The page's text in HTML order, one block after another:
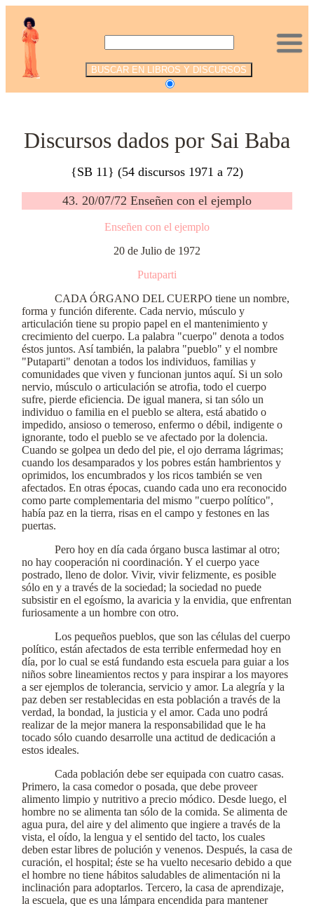
Discursos dados por Sai Baba
{SB 11} (54 discursos 1971 a 72)
43. 20/07/72 Enseñen con el ejemplo
Enseñen con el ejemplo
20 de Julio de 1972
Putaparti
CADA ÓRGANO DEL CUERPO tiene un nombre,
forma y función diferente. Cada nervio, músculo y
articulación tiene su propio papel en el mantenimiento y
crecimiento del cuerpo. La palabra "cuerpo" denota a todos
éstos juntos. Así también, la palabra "pueblo" y el nombre
"Putaparti" denotan a todos los individuos, familias y
comunidades que viven y funcionan juntos aquí. Si un solo
nervio, músculo o articulación se atrofia, todo el cuerpo
sufre, pierde eficiencia. De igual manera, si tan sólo un
individuo o familia en el pueblo se altera, está abatido o
impedido, ansioso o temeroso, enfermo o débil, indigente o
ignorante, todo el pueblo se ve afectado por la dolencia.
Cuando se golpea un dedo del pie, el ojo derrama lágrimas;
cuando los desamparados y los pobres están hambrientos y
oprimidos, los encumbrados y los ricos también se ven
afectados. En otras épocas, cuando cada uno era reconocido
como parte complementaria del mismo "cuerpo político",
había paz en la tierra, risas en el campo y festones en las
puertas.
Pero hoy en día cada órgano busca lastimar al otro;
no hay cooperación ni coordinación. Y el cuerpo yace
postrado, lleno de dolor. Vivir, vivir felizmente, es posible
sólo en y a través de la sociedad; la sociedad no puede
subsistir en el egoísmo, la avaricia y la envidia, que enfrentan
furiosamente a un hombre con otro.
Los pequeños pueblos, que son las células del cuerpo
político, están afectados de esta terrible enfermedad hoy en
día, por lo cual se está fundando esta escuela para guiar a los
niños sobre lineamientos rectos y para inspirar a los mayores
a ser ejemplos de tolerancia, servicio y amor. La alegría y la
paz deben ser restablecidas en esta población a través de la
verdad, la bondad, la justicia y el amor. Cada uno podrá
realizar de la mejor manera la responsabilidad que le ha
tocado sólo cuando desarrolle una actitud de dedicación a
estos ideales.
Cada población debe ser equipada con cuatro casas.
Primero, la casa comedor o posada, que debe proveer
alimento limpio y nutritivo a precio módico. Desde luego, el
hombre no se alimenta tan sólo de la comida. Se alimenta de
agua pura, del aire y del alimento que ingiere a través de la
vista, el oído, la lengua y el sentido del tacto, los cuales
deben estar libres de polución y venenos. Después, la casa de
curación, el hospital; éste se ha vuelto necesario debido a que
el hombre no tiene hábitos saludables de alimentación ni la
inclinación para adoptarlos. Tercero, la casa de aprendizaje,
la escuela, que es una lámpara encendida para mantener